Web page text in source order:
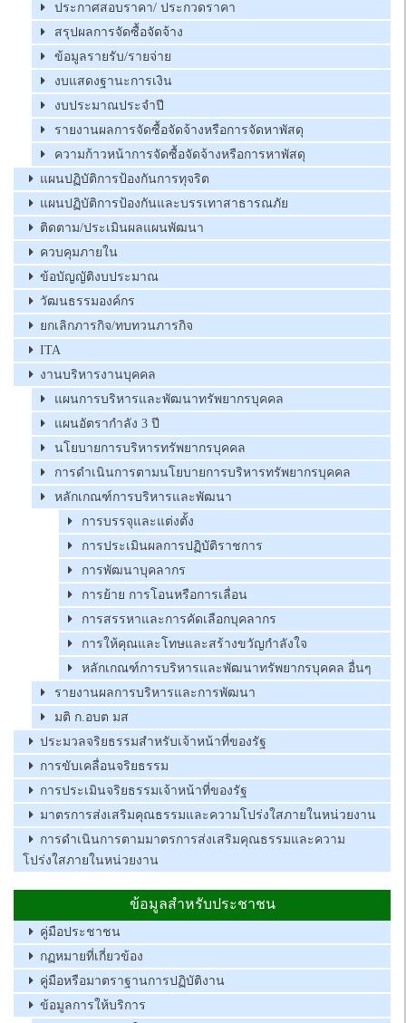
ประกาศสอบราคา/ ประกวดราคา
สรุปผลการจัดซื้อจัดจ้าง
ข้อมูลรายรับ/รายจ่าย
งบแสดงฐานะการเงิน
งบประมาณประจำปี
รายงานผลการจัดซื้อจัดจ้างหรือการจัดหาพัสดุ
ความก้าวหน้าการจัดซื้อจัดจ้างหรือการหาพัสดุ
แผนปฏิบัติการป้องกันการทุจริต
แผนปฏิบัติการป้องกันและบรรเทาสาธารณภัย
ติดตาม/ประเมินผลแผนพัฒนา
ควบคุมภายใน
ข้อบัญญัติงบประมาณ
วัฒนธรรมองค์กร
ยกเลิกภารกิจ/ทบทวนภารกิจ
ITA
งานบริหารงานบุคคล
แผนการบริหารและพัฒนาทรัพยากรบุคคล
แผนอัตรากำลัง 3 ปี
นโยบายการบริหารทรัพยากรบุคคล
การดำเนินการตามนโยบายการบริหารทรัพยากรบุคคล
หลักเกณฑ์การบริหารและพัฒนา
การบรรจุและแต่งตั้ง
การประเมินผลการปฏิบัติราชการ
การพัฒนาบุคลากร
การย้าย การโอนหรือการเลื่อน
การสรรหาและการคัดเลือกบุคลากร
การให้คุณและโทษและสร้างขวัญกำลังใจ
หลักเกณฑ์การบริหารและพัฒนาทรัพยากรบุคคล อื่นๆ
รายงานผลการบริหารและการพัฒนา
มติ ก.อบต มส
ประมวลจริยธรรมสำหรับเจ้าหน้าที่ของรัฐ
การขับเคลื่อนจริยธรรม
การประเมินจริยธรรมเจ้าหน้าที่ของรัฐ
มาตรการส่งเสริมคุณธรรมและความโปร่งใสภายในหน่วยงาน
การดำเนินการตามมาตรการส่งเสริมคุณธรรมและความ
โปร่งใสภายในหน่วยงาน
ข้อมูลสำหรับประชาชน
คู่มือประชาชน
กฏหมายที่เกี่ยวข้อง
คู่มือหรือมาตราฐานการปฏิบัติงาน
ข้อมูลการให้บริการ